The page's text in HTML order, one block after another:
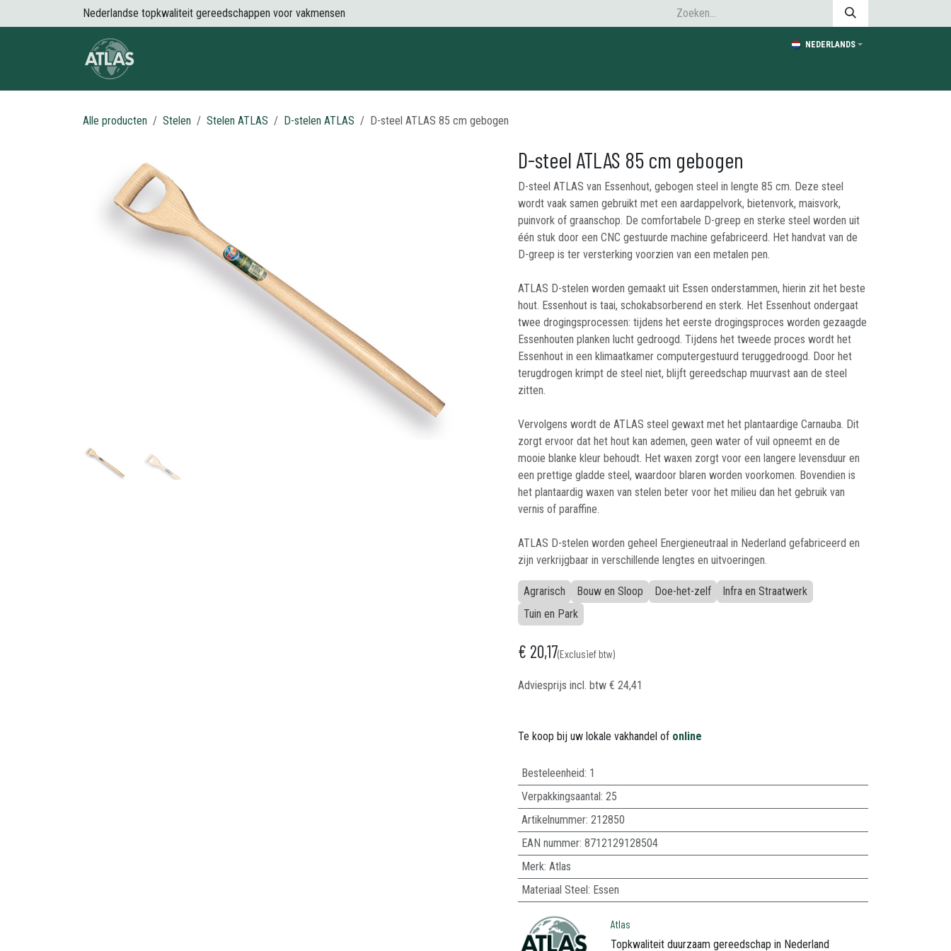
Overslaan naar inhoudNederlandse topkwaliteit gereedschappen voor vakmensen
NEDERLANDS
Alle producten Stelen Stelen ATLAS D-stelen ATLAS D-steel ATLAS 85 cm gebogen
D-steel ATLAS 85 cm gebogen
D-steel ATLAS van Essenhout, gebogen steel in lengte 85 cm. Deze steel
wordt vaak samen gebruikt met een aardappelvork, bietenvork, maisvork,
puinvork of graanschop. De comfortabele D-greep en sterke steel worden uit
één stuk door een CNC gestuurde machine gefabriceerd. Het handvat van de
D-greep is ter versterking voorzien van een metalen pen.
ATLAS D-stelen worden gemaakt uit Essen onderstammen, hierin zit het beste
hout. Essenhout is taai, schokabsorberend en sterk. Het Essenhout ondergaat
twee drogingsprocessen: tijdens het eerste drogingsproces worden gezaagde
Essenhouten planken lucht gedroogd. Tijdens het tweede proces wordt het
Essenhout in een klimaatkamer computergestuurd teruggedroogd. Door het
terugdrogen krimpt de steel niet, blijft gereedschap muurvast aan de steel
zitten.
Vervolgens wordt de ATLAS steel gewaxt met het plantaardige Carnauba. Dit
zorgt ervoor dat het hout kan ademen, geen water of vuil opneemt en de
mooie blanke kleur behoudt. Het waxen zorgt voor een langere levensduur en
een prettige gladde steel, waardoor blaren worden voorkomen. Bovendien is
het plantaardig waxen van stelen beter voor het milieu dan het gebruik van
vernis of paraffine.
ATLAS D-stelen worden geheel Energieneutraal in Nederland gefabriceerd en
zijn verkrijgbaar in verschillende lengtes en uitvoeringen.
Agrarisch Bouw en Sloop Doe-het-zelf
Infra en Straatwerk
Tuin en Park
€ 20,17(Exclusief btw)
Adviesprijs incl. btw € 24,41
Te koop bij uw lokale vakhandel of online
Besteleenheid: 1
Verpakkingsaantal: 25
Artikelnummer: 212850
EAN nummer: 8712129128504
Merk: Atlas
Materiaal Steel: Essen
Atlas
Topkwaliteit duurzaam gereedschap in Nederland